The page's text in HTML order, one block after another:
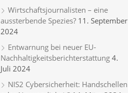
Wirtschaftsjournalisten – eine
aussterbende Spezies? 11. September
2024
Entwarnung bei neuer EU-
Nachhaltigkeitsberichterstattung 4.
Juli 2024
NIS2 Cybersicherheit: Handschellen